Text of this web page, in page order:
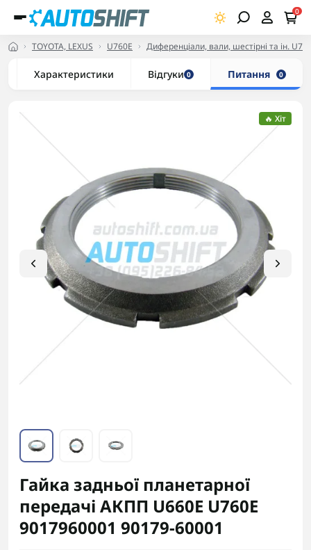
0
TOYOTA, LEXUS U760E Диференціали, вали, шестірні та ін.
Характеристики Відгуки 0 Питання 0
🔥 Хіт
Гайка задньої планетарної
передачі АКПП U660E U760E
9017960001 90179-60001